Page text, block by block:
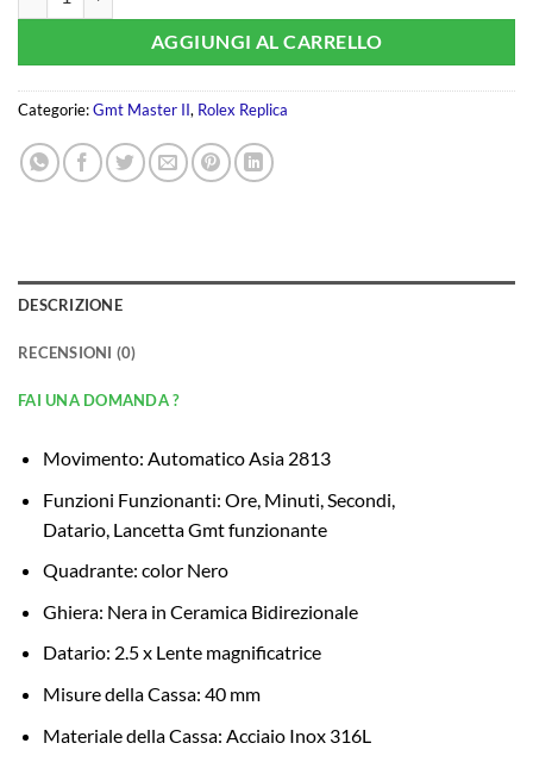
era:
149.00€.
è:
99.00€.
AGGIUNGI AL CARRELLO
Categorie:Gmt Master II, Rolex Replica
DESCRIZIONE
RECENSIONI (0)
FAI UNA DOMANDA ?
Movimento: Automatico Asia 2813
Funzioni Funzionanti: Ore, Minuti, Secondi,
Datario, Lancetta Gmt funzionante
Quadrante: color Nero
Ghiera: Nera in Ceramica Bidirezionale
Datario: 2.5 x Lente magnificatrice
Misure della Cassa: 40 mm
Materiale della Cassa: Acciaio Inox 316L